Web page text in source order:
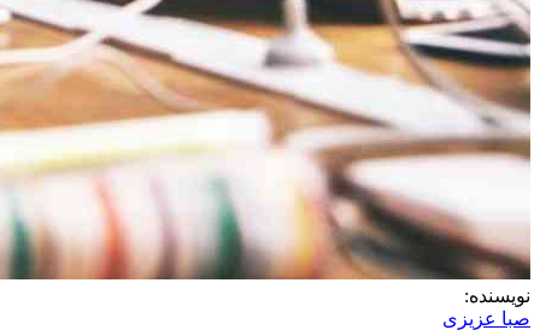
نویسنده:
صبا عزیزی